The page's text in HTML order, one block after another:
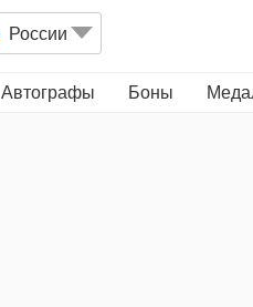
России
Автографы Боны